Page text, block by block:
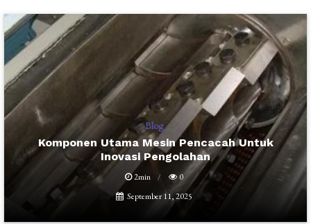
Blog
Komponen Utama Mesin Pencacah Untuk
Inovasi Pengolahan
2min
0
September 11, 2025